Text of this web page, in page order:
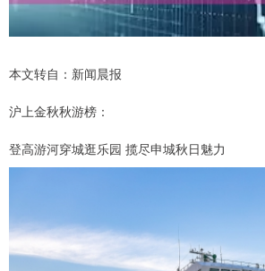
本文转自：新闻晨报
沪上金秋秋游榜：
登高游河穿城逛乐园 揽尽申城秋日魅力